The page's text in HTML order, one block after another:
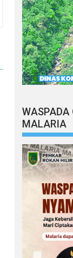
MALARIA